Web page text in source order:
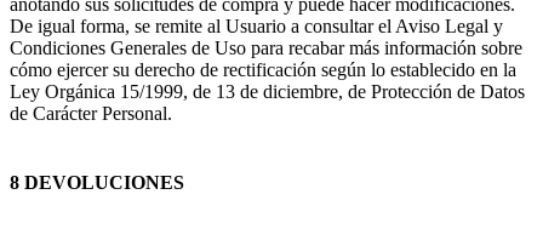
De igual forma, se remite al Usuario a consultar el Aviso Legal y
Condiciones Generales de Uso para recabar más información sobre
cómo ejercer su derecho de rectificación según lo establecido en la
Ley Orgánica 15/1999, de 13 de diciembre, de Protección de Datos
de Carácter Personal.
8 DEVOLUCIONES